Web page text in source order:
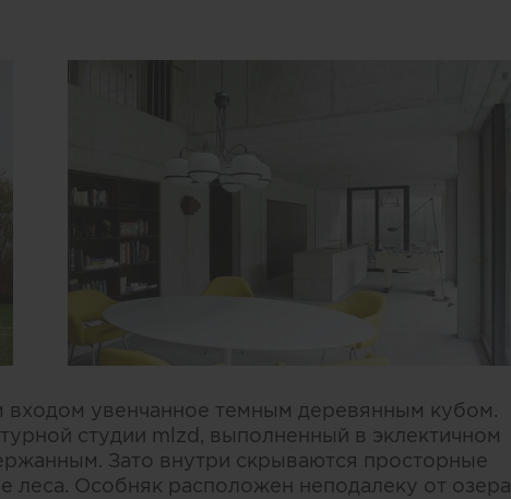
увенчанное темным деревянным кубом.
студии mlzd, выполненный в эклектичном
Зато внутри скрываются просторные
Особняк расположен неподалеку от озера